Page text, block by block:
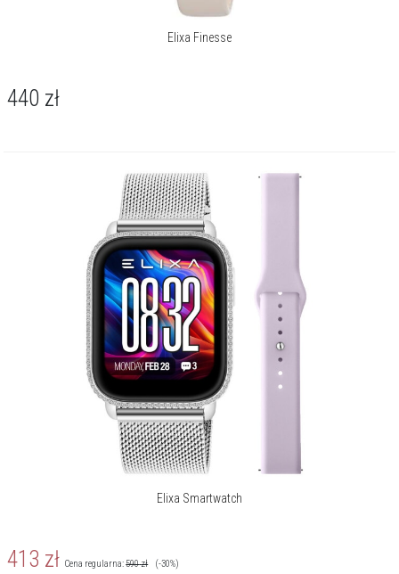
Elixa Finesse
440 zł
Elixa Smartwatch
413 zł Cena regularna:590zł
(-30%)